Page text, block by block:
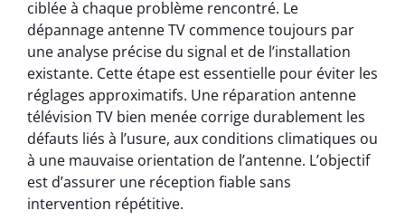
ciblée à chaque problème rencontré. Le
dépannage antenne TV commence toujours par
une analyse précise du signal et de l’installation
existante. Cette étape est essentielle pour éviter les
réglages approximatifs. Une réparation antenne
télévision TV bien menée corrige durablement les
défauts liés à l’usure, aux conditions climatiques ou
à une mauvaise orientation de l’antenne. L’objectif
est d’assurer une réception fiable sans
intervention répétitive.